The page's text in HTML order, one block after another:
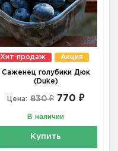
Хит продаж Акция
Саженец голубики Дюк
(Duke)
Цена: 830 ₽ 770 ₽
В наличии
Купить